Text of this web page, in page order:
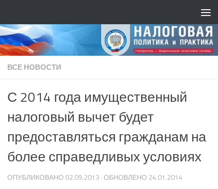
ВСЕ НОВОСТИ
С 2014 года имущественный
налоговый вычет будет
предоставляться гражданам на
более справедливых условиях
ОПУБЛИКОВАНО 02.09.2013 · ОБНОВЛЕНО 24.01.2014